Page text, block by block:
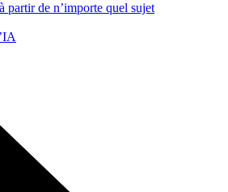
partir de n’importe quel sujet